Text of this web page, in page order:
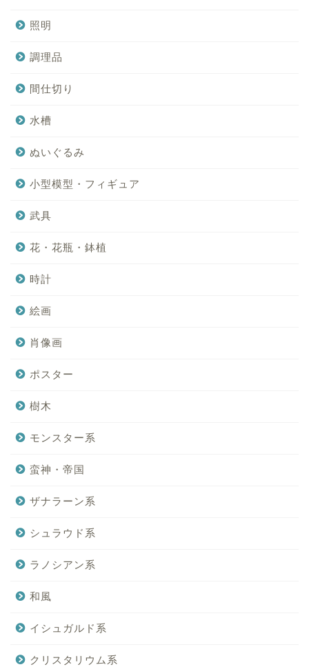
照明
調理品
間仕切り
水槽
ぬいぐるみ
小型模型・フィギュア
武具
花・花瓶・鉢植
時計
絵画
肖像画
ポスター
樹木
モンスター系
蛮神・帝国
ザナラーン系
シュラウド系
ラノシアン系
和風
イシュガルド系
クリスタリウム系